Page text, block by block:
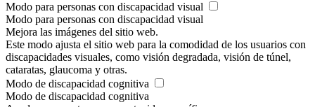
Modo para personas con discapacidad visual
Modo para personas con discapacidad visual
Mejora las imágenes del sitio web.
Este modo ajusta el sitio web para la comodidad de los usuarios con
discapacidades visuales, como visión degradada, visión de túnel,
cataratas, glaucoma y otras.
Modo de discapacidad cognitiva
Modo de discapacidad cognitiva